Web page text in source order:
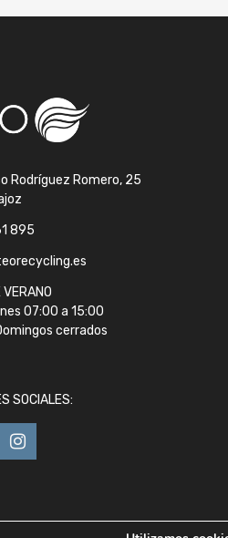
Rodríguez Romero, 25
895
VERANO
07:00 a 15:00
cerrados
SOCIALES: